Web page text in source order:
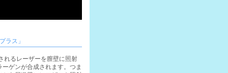
ラス」
れるレーザーを膣壁に照射
ゲンが合成されます。つま